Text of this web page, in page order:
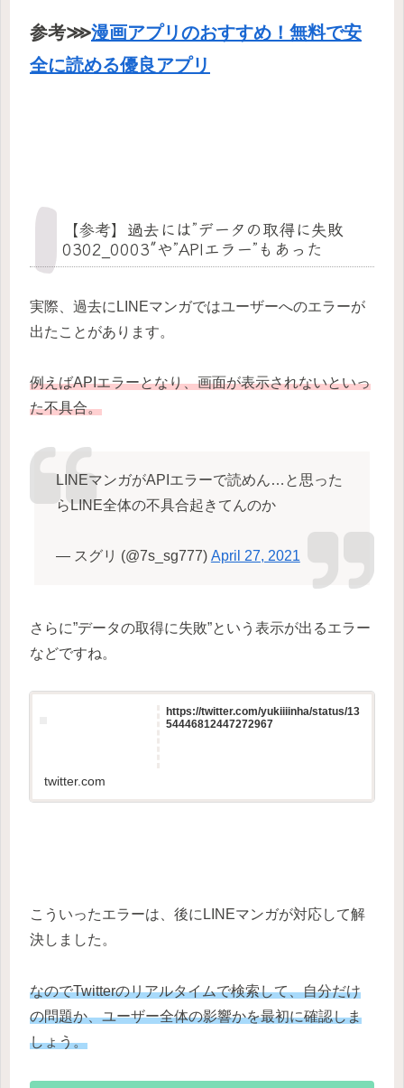
参考⋙漫画アプリのおすすめ！無料で安
全に読める優良アプリ
【参考】過去には”データの取得に失敗
0302_0003″や”APIエラー”もあった
実際、過去にLINEマンガではユーザーへのエラーが
出たことがあります。
例えばAPIエラーとなり、画面が表示されないといっ
た不具合。
LINEマンガがAPIエラーで読めん…と思った
らLINE全体の不具合起きてんのか
— スグリ (@7s_sg777) April 27, 2021
さらに”データの取得に失敗”という表示が出るエラー
などですね。
https://twitter.com/yukiiiinha/status/13
54446812447272967
twitter.com
こういったエラーは、後にLINEマンガが対応して解
決しました。
なのでTwitterのリアルタイムで検索して、自分だけ
の問題か、ユーザー全体の影響かを最初に確認しま
しょう。